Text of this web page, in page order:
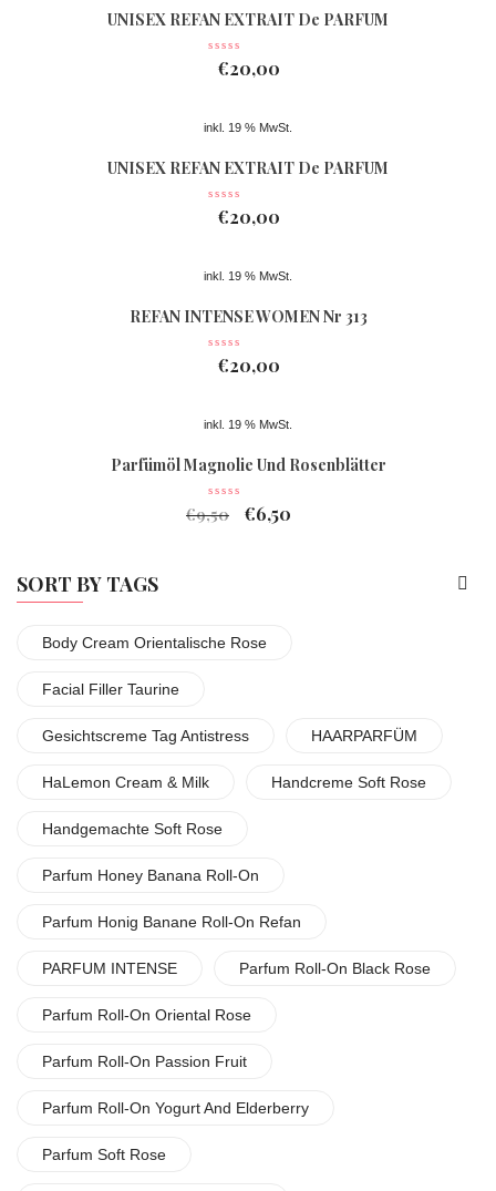
UNISEX REFAN EXTRAIT De PARFUM
Nr 074
€20,00
inkl. 19 % MwSt.
UNISEX REFAN EXTRAIT De PARFUM
Nr 363
€20,00
inkl. 19 % MwSt.
REFAN INTENSE WOMEN Nr 313
€20,00
inkl. 19 % MwSt.
Parfümöl Magnolie Und Rosenblätter
€9,50 €6,50
SORT BY TAGS
Body Cream Orientalische Rose
Facial Filler Taurine
Gesichtscreme Tag Antistress HAARPARFÜM
HaLemon Cream & Milk Handcreme Soft Rose
Handgemachte Soft Rose
Parfum Honey Banana Roll-On
Parfum Honig Banane Roll-On Refan
PARFUM INTENSE Parfum Roll-On Black Rose
Parfum Roll-On Oriental Rose
Parfum Roll-On Passion Fruit
Parfum Roll-On Yogurt And Elderberry
Parfum Soft Rose